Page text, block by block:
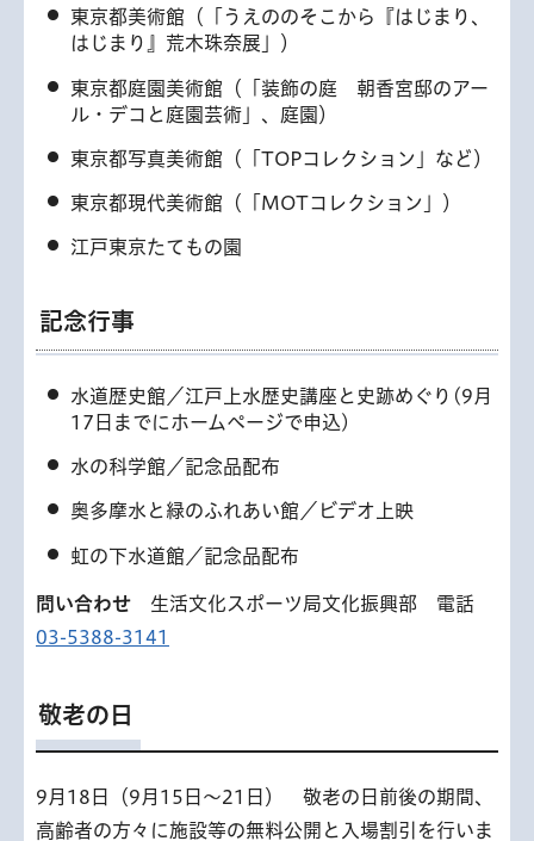
東京都美術館（「うえののそこから『はじまり、
はじまり』荒木珠奈展」）
東京都庭園美術館（「装飾の庭 朝香宮邸のアー
ル・デコと庭園芸術」、庭園）
東京都写真美術館（「TOPコレクション」など）
東京都現代美術館（「MOTコレクション」）
江戸東京たてもの園
記念行事
水道歴史館／江戸上水歴史講座と史跡めぐり(9月
17日までにホームページで申込)
水の科学館／記念品配布
奥多摩水と緑のふれあい館／ビデオ上映
虹の下水道館／記念品配布
問い合わせ 生活文化スポーツ局文化振興部 電話
03-5388-3141
敬老の日
9月18日（9月15日〜21日） 敬老の日前後の期間、
高齢者の方々に施設等の無料公開と入場割引を行いま